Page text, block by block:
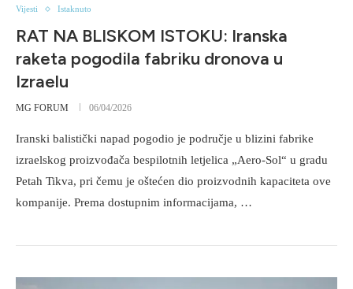
Vijesti Istaknuto
RAT NA BLISKOM ISTOKU: Iranska
raketa pogodila fabriku dronova u
Izraelu
MG FORUM 06/04/2026
Iranski balistički napad pogodio je područje u blizini fabrike
izraelskog proizvođača bespilotnih letjelica „Aero-Sol“ u gradu
Petah Tikva, pri čemu je oštećen dio proizvodnih kapaciteta ove
kompanije. Prema dostupnim informacijama, …